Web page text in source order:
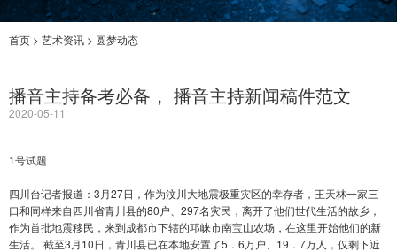
首页 > 艺术资讯 > 圆梦动态
播音主持备考必备， 播音主持新闻稿件范文
2020-05-11
1号试题
四川台记者报道：3月27日，作为汶川大地震极重灾区的幸存者，王天林一家三
口和同样来自四川省青川县的80户、297名灾民，离开了他们世代生活的故乡，
作为首批地震移民，来到成都市下辖的邛崃市南宝山农场，在这里开始他们的新
生活。 截至3月10日，青川县已在本地安置了5．6万户、19．7万人，仅剩下近